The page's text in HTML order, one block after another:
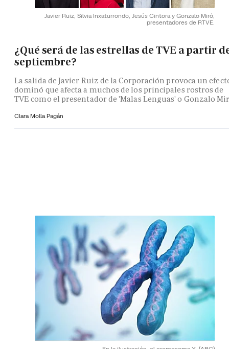
Javier Ruiz, Silvia Inxaturrondo, Jesús Cintora y Gonzalo Miró,
presentadores de RTVE.
¿Qué será de las estrellas de TVE a partir
septiembre?
La salida de Javier Ruiz de la Corporación provoca un
dominó que afecta a muchos de los principales rostros de
TVE como el presentador de 'Malas Lenguas' o Gonzalo
Clara Molla Pagán